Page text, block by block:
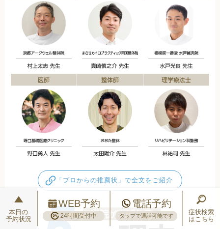
「プロからの推薦状」で全文をご紹介
本日の
予約状況
WEB予約
24時間受付中
電話予約
タップで通話可能です
症状検索
はこちら